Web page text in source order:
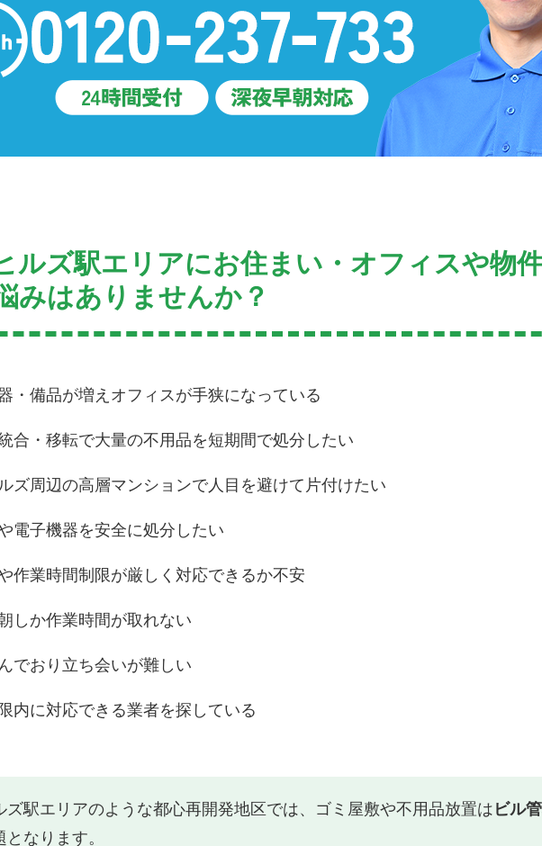
ルズ駅エリアにお住まい・オフィスや物
みはありませんか？
・備品が増えオフィスが手狭になっている
合・移転で大量の不用品を短期間で処分したい
ズ周辺の高層マンションで人目を避けて片付けたい
電子機器を安全に処分したい
作業時間制限が厳しく対応できるか不安
しか作業時間が取れない
でおり立ち会いが難しい
内に対応できる業者を探している
ズ駅エリアのような都心再開発地区では、ゴミ屋敷や不用品放置はビル
なります。